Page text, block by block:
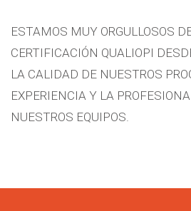
ESTAMOS MUY ORGULLOSOS
CERTIFICACIÓN QUALIOPI
LA CALIDAD DE NUESTROS
EXPERIENCIA Y LA
NUESTROS EQUIPOS.